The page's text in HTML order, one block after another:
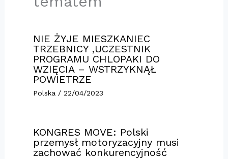
NIE ŻYJE MIESZKANIEC
TRZEBNICY ,UCZESTNIK
PROGRAMU CHLOPAKI DO
WZIĘCIA – WSTRZYKNĄŁ
POWIETRZE
Polska / 22/04/2023
KONGRES MOVE: Polski
przemysł motoryzacyjny musi
zachować konkurencyjność